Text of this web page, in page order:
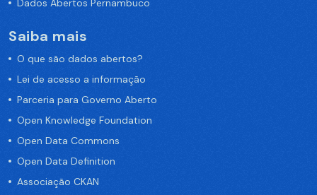
Dados Abertos Pernambuco
Saiba mais
O que são dados abertos?
Lei de acesso a informação
Parceria para Governo Aberto
Open Knowledge Foundation
Open Data Commons
Open Data Definition
Associação CKAN